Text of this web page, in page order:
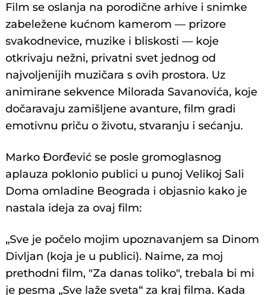
Film se oslanja na porodične arhive i snimke
zabeležene kućnom kamerom — prizore
svakodnevice, muzike i bliskosti — koje
otkrivaju nežni, privatni svet jednog od
najvoljenijih muzičara s ovih prostora. Uz
animirane sekvence Milorada Savanovića, koje
dočaravaju zamišljene avanture, film gradi
emotivnu priču o životu, stvaranju i sećanju.
Marko Đorđević se posle gromoglasnog
aplauza poklonio publici u punoj Velikoj Sali
Doma omladine Beograda i objasnio kako je
nastala ideja za ovaj film:
„Sve je počelo mojim upoznavanjem sa Dinom
Divljan (koja je u publici). Naime, za moj
prethodni film, "Za danas toliko", trebala bi mi
je pesma „Sve laže sveta“ za kraj filma. Kada